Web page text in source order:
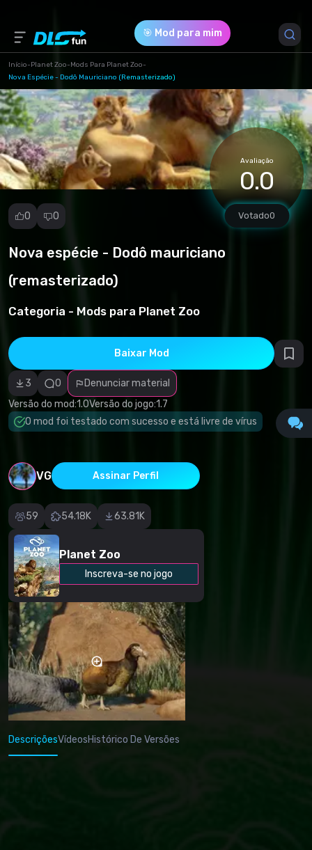
🎯 Mod para mim
Início-Planet Zoo-Mods Para Planet Zoo-
Nova Espécie - Dodô Mauriciano (remasterizado)
Avaliação
0.0
Votado0
0 0
Nova espécie - Dodô mauriciano
(remasterizado)
Categoria - Mods para Planet Zoo
Baixar Mod
3 0
Denunciar material
Versão do mod:1.0Versão do jogo:1.7
O mod foi testado com sucesso e está livre de vírus
VG Assinar Perfil
59 54.18K 63.81K
Planet Zoo
Inscreva-se no jogo
Denunciar
Violação de
direitos
Categoria
malicioso/vírus
Conteúdo não
funcional
Descrição
imprecisa
DescriçõesVídeosHistórico De Versões
Versão do Jogo *
1.7 (GrayDodo.zip)
Download (36.84 Mb)